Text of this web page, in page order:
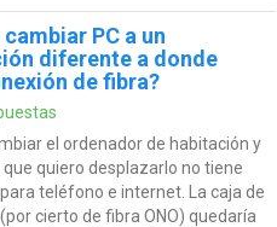
PC a un
diferente a donde
de fibra?
el ordenador de habitación y
que quiero desplazarlo no tiene
teléfono e internet. La caja de
cierto de fibra ONO) quedaría